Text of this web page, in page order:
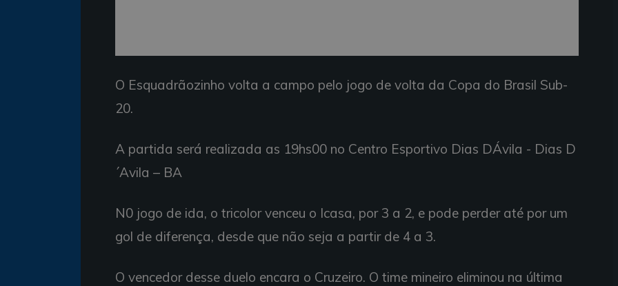
O Esquadrãozinho volta a campo pelo jogo de volta da Copa do Brasil Sub-
20.
A partida será realizada as 19hs00 no Centro Esportivo Dias DÁvila - Dias D
´Avila – BA
N0 jogo de ida, o tricolor venceu o Icasa, por 3 a 2, e pode perder até por um
gol de diferença, desde que não seja a partir de 4 a 3.
O vencedor desse duelo encara o Cruzeiro. O time mineiro eliminou na última